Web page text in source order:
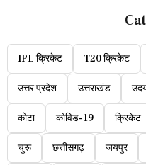
IPL क्रिकेट T20 क्रिकेट
उत्तर प्रदेश उत्तराखंड
कोटा कोविड-19 क्रिकेट
चुरू छत्तीसगढ़ जयपुर